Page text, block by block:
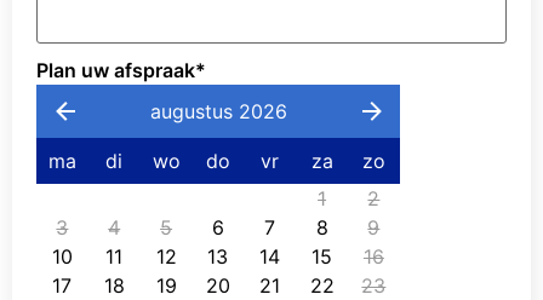
Plan uw afspraak*
augustus 2026
ma di wo do vr za
zo
1
2
3
4 5 6 7 8
9
10
11 12 13 14 15
16
17
18 19 20 21 22
23